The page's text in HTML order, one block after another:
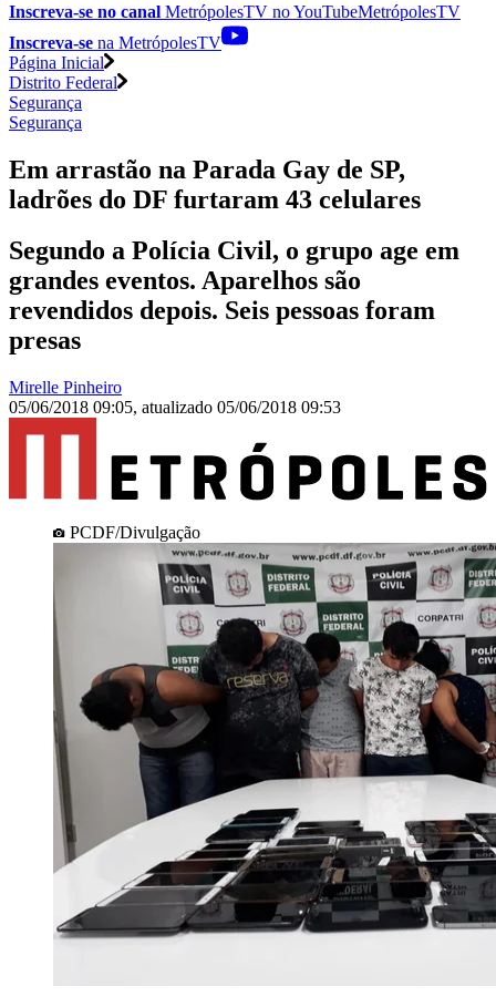
Inscreva-se no canal MetrópolesTV noYouTubeMetrópolesTV
Inscreva-se na MetrópolesTV
Página Inicial
Distrito Federal
Segurança
Segurança
Em arrastão na Parada Gay de SP,
ladrões do DF furtaram 43 celulares
Segundo a Polícia Civil, o grupo age em
grandes eventos. Aparelhos são
revendidos depois. Seis pessoas foram
presas
Mirelle Pinheiro
05/06/2018 09:05, atualizado 05/06/2018 09:53
PCDF/Divulgação